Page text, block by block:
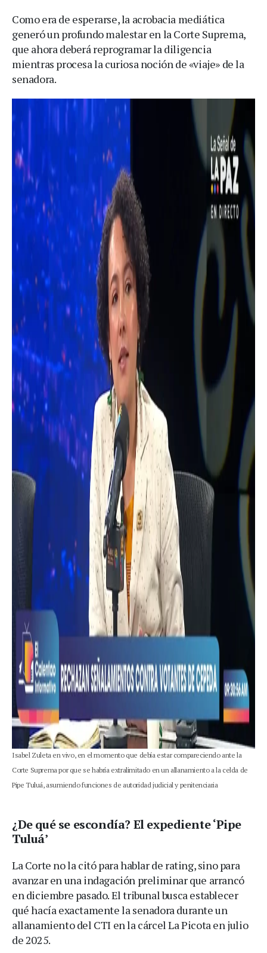
Como era de esperarse, la acrobacia mediática
generó un profundo malestar en la Corte Suprema,
que ahora deberá reprogramar la diligencia
mientras procesa la curiosa noción de «viaje» de la
senadora.
Isabel Zuleta en vivo, en el momento que debía estar compareciendo ante la
Corte Suprema por que se habría extralimitado en un allanamiento a la celda de
Pipe Tuluá, asumiendo funciones de autoridad judicial y penitenciaria
¿De qué se escondía? El expediente ‘Pipe
Tuluá’
La Corte no la citó para hablar de rating, sino para
avanzar en una indagación preliminar que arrancó
en diciembre pasado. El tribunal busca establecer
qué hacía exactamente la senadora durante un
allanamiento del CTI en la cárcel La Picota en julio
de 2025.